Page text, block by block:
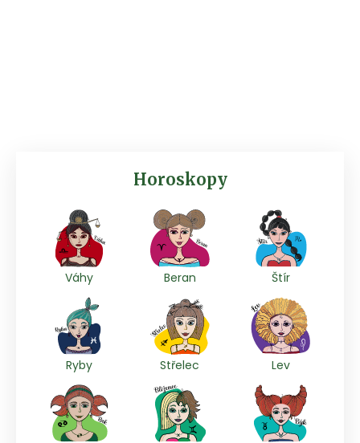
Horoskopy
Váhy Beran Štír
Ryby Střelec Lev